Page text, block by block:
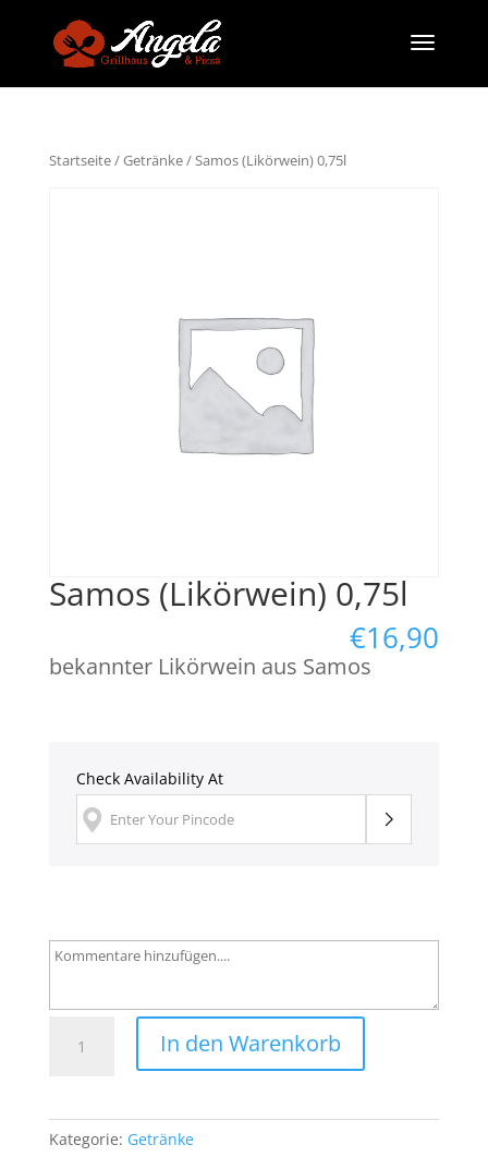
Startseite/Getränke/ Samos (Likörwein) 0,75l
Samos (Likörwein) 0,75l
€16,90
bekannter Likörwein aus Samos
Check Availability At
(Likörwein)
In den Warenkorb
Kategorie: Getränke